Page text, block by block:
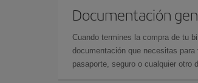
Documentación
Cuando termines la compra de tu
documentación que necesitas
pasaporte, seguro o cualquier otro